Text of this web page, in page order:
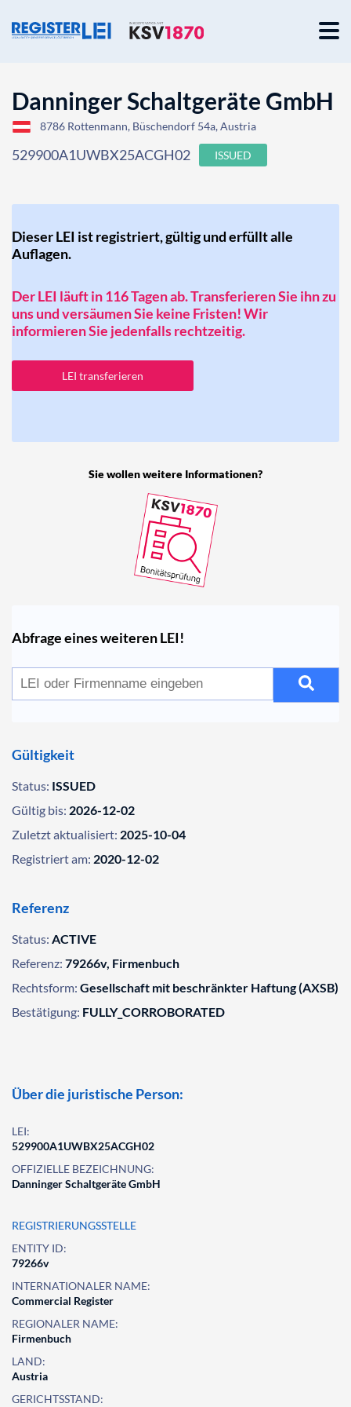
Danninger Schaltgeräte GmbH
8786 Rottenmann, Büschendorf 54a, Austria
529900A1UWBX25ACGH02 ISSUED
Dieser LEI ist registriert, gültig und erfüllt alle
Auflagen.
Der LEI läuft in 116 Tagen ab. Transferieren Sie ihn zu
uns und versäumen Sie keine Fristen! Wir
informieren Sie jedenfalls rechtzeitig.
LEI transferieren
Sie wollen weitere Informationen?
Abfrage eines weiteren LEI!
Gültigkeit
Status: ISSUED
Gültig bis: 2026-12-02
Zuletzt aktualisiert: 2025-10-04
Registriert am: 2020-12-02
Referenz
Status: ACTIVE
Referenz: 79266v, Firmenbuch
Rechtsform: Gesellschaft mit beschränkter Haftung (AXSB)
Bestätigung: FULLY_CORROBORATED
Über die juristische Person:
LEI:
529900A1UWBX25ACGH02
OFFIZIELLE BEZEICHNUNG:
Danninger Schaltgeräte GmbH
REGISTRIERUNGSSTELLE
ENTITY ID:
79266v
INTERNATIONALER NAME:
Commercial Register
REGIONALER NAME:
Firmenbuch
LAND:
Austria
GERICHTSSTAND: